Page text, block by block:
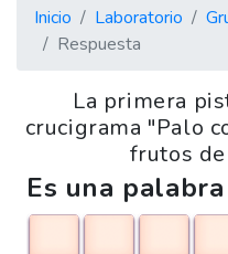
Inicio Laboratorio
Respuesta
La primera
crucigrama "Palo
frutos
Es una